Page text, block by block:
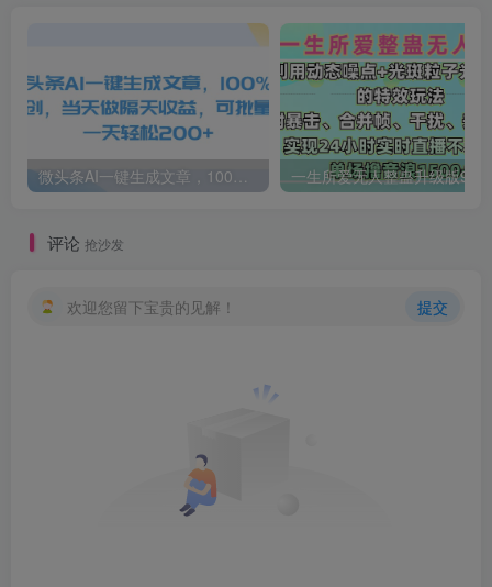
微头条AI一键生成文章，100%过原创，当天做隔天收益，可批量，一天轻松200+
评论 抢沙发
欢迎您留下宝贵的见解！ 提交